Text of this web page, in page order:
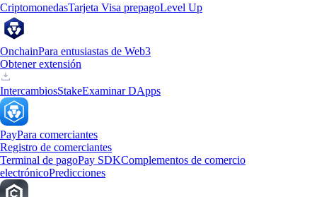
CriptomonedasTarjeta Visa prepagoLevel Up
OnchainPara entusiastas de Web3
Obtener extensión
IntercambiosStakeExaminar DApps
PayPara comerciantes
Registro de comerciantes
Terminal de pagoPay SDKComplementos de comercio
electrónicoPredicciones